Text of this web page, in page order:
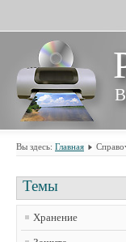
Вы здесь: Главная
Темы
Хранение